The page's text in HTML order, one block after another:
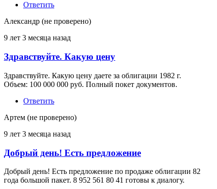
Гарант
(не
проверено)
Ответить
Александр (не проверено)
9 лет 3 месяца назад
Ответ
Куплю
Облигации
Гарант
(не
проверено)
Здравствуйте. Какую цену
Здравствуйте. Какую цену даете за облигации 1982 г.
Объем: 100 000 000 руб. Полный покет документов.
Ответить
Артем (не проверено)
9 лет 3 месяца назад
Ответ
на
Куплю
Облигации
Добрый день! Есть предложение
Добрый день! Есть предложение по продаже облигации 82
года большой пакет. 8 952 561 80 41 готовы к диалогу.